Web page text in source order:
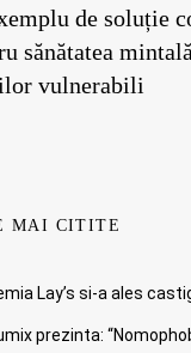
de soluție
sănătatea
vulnerabili
MAI CITITE
Lay’s si-a ales
prezinta: